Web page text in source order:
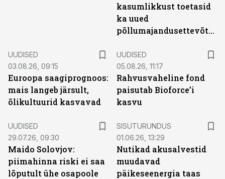
kasumlikkust toetasid
ka uued
põllumajandusettevõtted
UUDISED
03.08.26, 09:15
Euroopa saagiprognoos:
mais langeb järsult,
õlikultuurid kasvavad
UUDISED
05.08.26, 11:17
Rahvusvaheline fond
paisutab Bioforce’i
kasvu
UUDISED
29.07.26, 09:30
Maido Solovjov:
piimahinna riski ei saa
lõputult ühe osapoole
SISUTURUNDUS
01.06.26, 13:29
Nutikad akusalvestid
muudavad
päikeseenergia taas